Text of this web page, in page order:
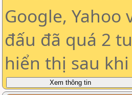
Google, Yahoo
đấu đã quá 2
hiển thị sau